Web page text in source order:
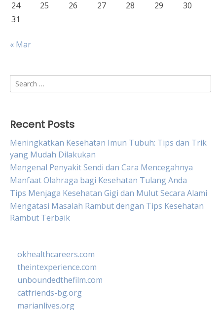
24 25 26 27 28 29
30
31
« Mar
Search
for:
Recent Posts
Meningkatkan Kesehatan Imun Tubuh: Tips dan Trik
yang Mudah Dilakukan
Mengenal Penyakit Sendi dan Cara Mencegahnya
Manfaat Olahraga bagi Kesehatan Tulang Anda
Tips Menjaga Kesehatan Gigi dan Mulut Secara Alami
Mengatasi Masalah Rambut dengan Tips Kesehatan
Rambut Terbaik
okhealthcareers.com
theintexperience.com
unboundedthefilm.com
catfriends-bg.org
marianlives.org